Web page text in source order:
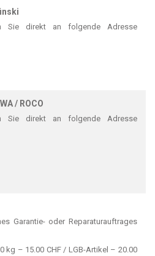
Sie direkt an folgende Adresse
/ ROCO
Sie direkt an folgende Adresse
Garantie- oder Reparaturauftrages
kg – 15.00 CHF / LGB-Artikel – 20.00